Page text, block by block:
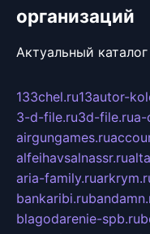
организаций
Актуальный
133chel.ru13autor-
3-d-file.ru3d-file.rua-
airgungames.ru
alfeihavsalnassr.ru
aria-family.ru
bankaribi.ru
blagodarenie-spb.ru